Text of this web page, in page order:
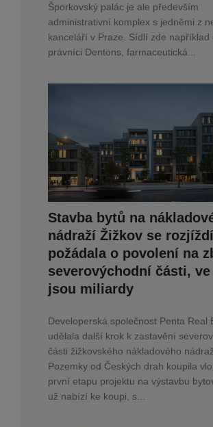
Šporkovský palác je ale především
administrativní komplex s jedněmi z
kanceláří v Praze. Sídlí zde například
právníci Dentons, farmaceutická...
Stavba bytů na
nádraží Žižkov se
požádala o povolení na
severovýchodní části,
jsou miliardy
Developerská společnost Penta Real
udělala další krok k zastavění
části žižkovského nákladového
Pozemky od Českých drah koupila
první etapu projektu na výstavbu
už nabízí ke koupi, s...